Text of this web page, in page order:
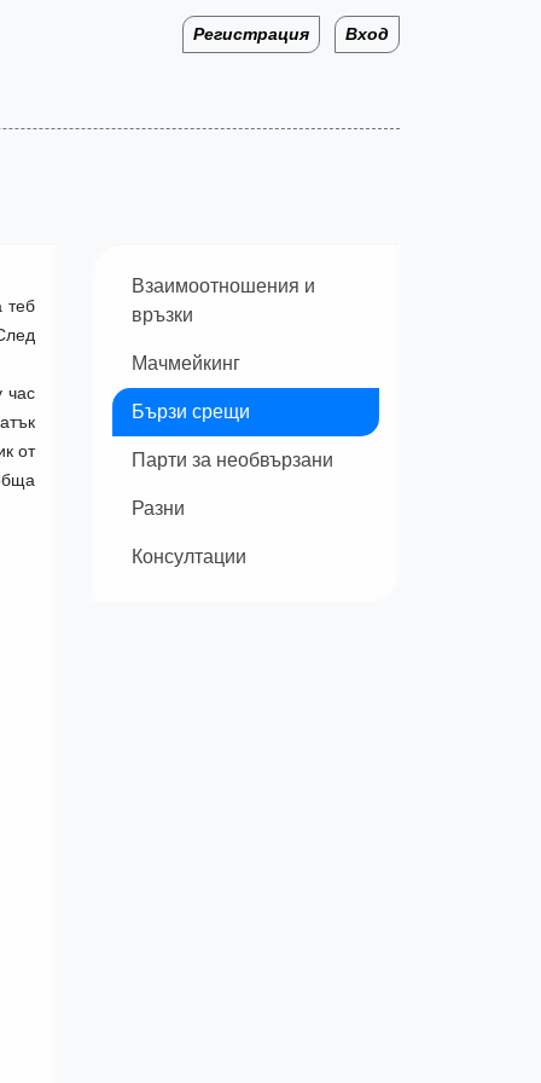
Регистрация Вход
Взаимоотношения и
връзки
Мачмейкинг
Бързи срещи
Парти за необвързани
Разни
Консултации
теб
час
от